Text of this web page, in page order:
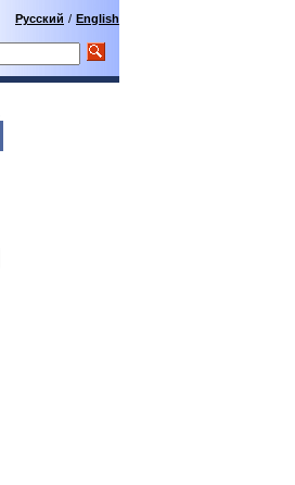
Русский / English